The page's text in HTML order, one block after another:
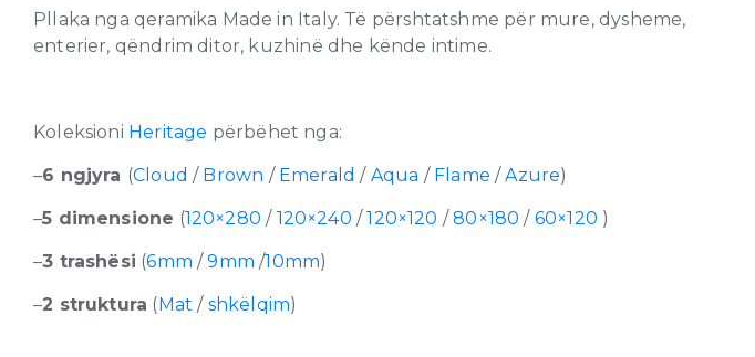
Pllaka nga qeramika Made in Italy. Të përshtatshme për mure, dysheme,
enterier, qëndrim ditor, kuzhinë dhe kënde intime.
Koleksioni Heritage përbëhet nga:
–6 ngjyra (Cloud / Brown / Emerald / Aqua / Flame /Azure)
–5 dimensione (120×280 / 120×240 /120×120 /80×180/ 60×120 )
–3 trashësi (6mm/9mm/10mm)
–2 struktura (Mat/ shkëlqim)